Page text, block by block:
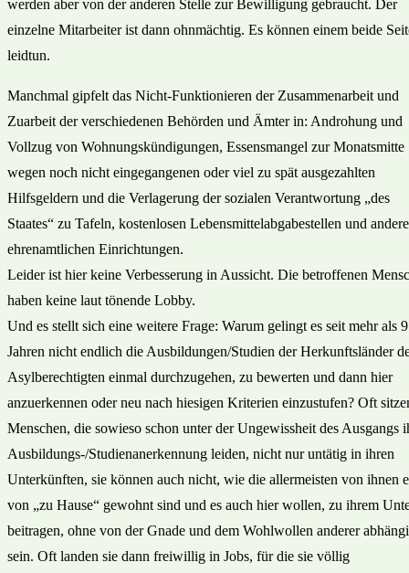
werden aber von der anderen Stelle zur Bewilligung gebraucht. Der
einzelne Mitarbeiter ist dann ohnmächtig. Es können einem beide
leidtun.
Manchmal gipfelt das Nicht-Funktionieren der Zusammenarbeit und
Zuarbeit der verschiedenen Behörden und Ämter in: Androhung und
Vollzug von Wohnungskündigungen, Essensmangel zur Monatsmitte
wegen noch nicht eingegangenen oder viel zu spät ausgezahlten
Hilfsgeldern und die Verlagerung der sozialen Verantwortung „des
Staates“ zu Tafeln, kostenlosen Lebensmittelabgabestellen und
ehrenamtlichen Einrichtungen.
Leider ist hier keine Verbesserung in Aussicht. Die betroffenen
haben keine laut tönende Lobby.
Und es stellt sich eine weitere Frage: Warum gelingt es seit mehr als 9
Jahren nicht endlich die Ausbildungen/Studien der Herkunftsländer
Asylberechtigten einmal durchzugehen, zu bewerten und dann hier
anzuerkennen oder neu nach hiesigen Kriterien einzustufen? Oft
Menschen, die sowieso schon unter der Ungewissheit des Ausgangs
Ausbildungs-/Studienanerkennung leiden, nicht nur untätig in ihren
Unterkünften, sie können auch nicht, wie die allermeisten von ihnen
von „zu Hause“ gewohnt sind und es auch hier wollen, zu ihrem
beitragen, ohne von der Gnade und dem Wohlwollen anderer
sein. Oft landen sie dann freiwillig in Jobs, für die sie völlig